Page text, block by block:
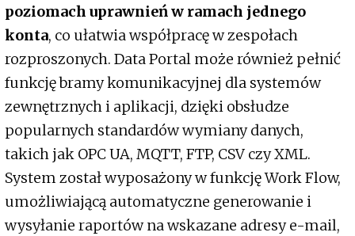
poziomach uprawnień w ramach jednego
konta, co ułatwia współpracę w zespołach
rozproszonych. Data Portal może również pełnić
funkcję bramy komunikacyjnej dla systemów
zewnętrznych i aplikacji, dzięki obsłudze
popularnych standardów wymiany danych,
takich jak OPC UA, MQTT, FTP, CSV czy XML.
System został wyposażony w funkcję Work Flow,
umożliwiającą automatyczne generowanie i
wysyłanie raportów na wskazane adresy e-mail,